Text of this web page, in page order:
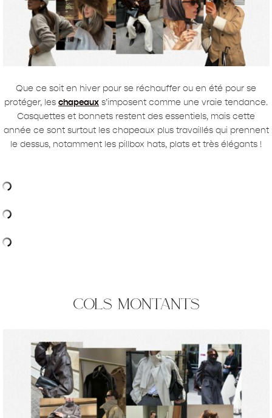
Que ce soit en hiver pour se réchauffer ou en été pour se
protéger, les chapeaux s’imposent comme une vraie tendance.
Casquettes et bonnets restent des essentiels, mais cette
année ce sont surtout les chapeaux plus travaillés qui prennent
le dessus, notamment les pillbox hats, plats et très élégants !
cols montants